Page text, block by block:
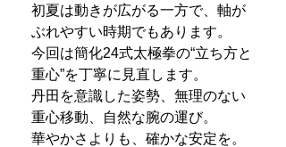
初夏は動きが広がる一方で、軸が
ぶれやすい時期でもあります。
今回は簡化24式太極拳の“立ち方と
重心”を丁寧に見直します。
丹田を意識した姿勢、無理のない
重心移動、自然な腕の運び。
華やかさよりも、確かな安定を。